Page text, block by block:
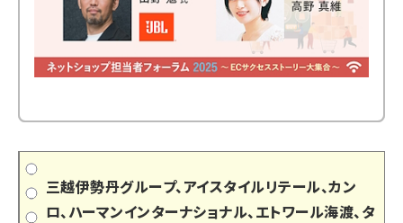
三越伊勢丹グループ、アイスタイルリテール、カン
ロ、ハーマンインターナショナル、エトワール海渡、タ